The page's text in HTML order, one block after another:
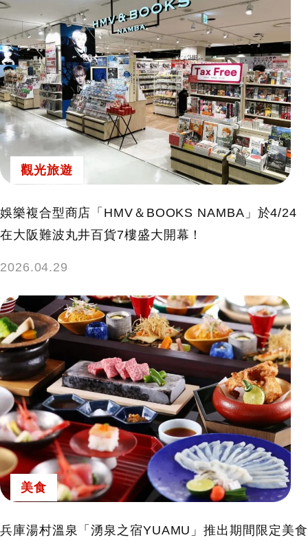
觀光旅遊
娛樂複合型商店「HMV＆BOOKS NAMBA」於4/24
在大阪難波丸井百貨7樓盛大開幕！
2026.04.29
美食
兵庫湯村溫泉「湧泉之宿YUAMU」推出期間限定美食